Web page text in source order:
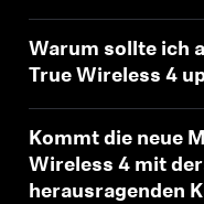
Soundbars
AMBEO Soundbars
AMBEO entdecken
AMBEO Ersatzteile
Warum sollte ich
True Wireless 4
Kommt die neue
Wireless 4 mit
herausragenden